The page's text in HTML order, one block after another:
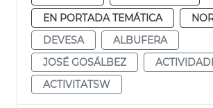
EN PORTADA TEMÁTICA
DEVESA
ALBUFERA
JOSÉ GOSÁLBEZ
ACTIVITATSW